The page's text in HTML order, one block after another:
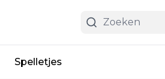
Spelletjes